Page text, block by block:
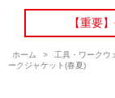
【重要
ホーム > 工具・ワークウ
ークジャケット(春夏)